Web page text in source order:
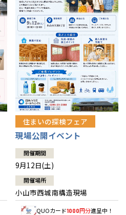
住まいの探検フェア
現場公開イベント
開催期間
9月12日(土)
開催場所
小山市西城南構造現場
QUOカード1000円分進呈中！